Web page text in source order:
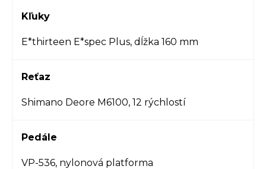
Kľuky
E*thirteen E*spec Plus, dĺžka 160 mm
Reťaz
Shimano Deore M6100, 12 rýchlostí
Pedále
VP-536, nylonová platforma